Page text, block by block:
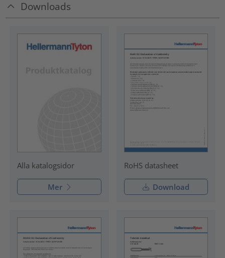
Downloads
Alla katalogsidor
Mer
RoHS datasheet
Download